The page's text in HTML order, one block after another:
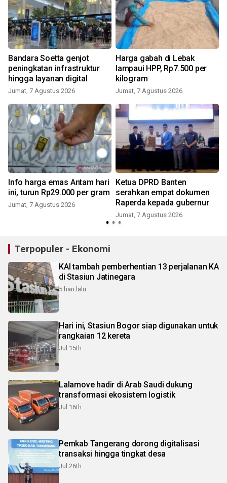
Bandara Soetta genjot
peningkatan infrastruktur
hingga layanan digital
Jumat, 7 Agustus 2026
Harga gabah di Lebak
lampaui HPP, Rp7.500 per
kilogram
Jumat, 7 Agustus 2026
Info harga emas Antam hari
ini, turun Rp29.000 per gram
Jumat, 7 Agustus 2026
Ketua DPRD Banten
serahkan empat dokumen
Raperda kepada gubernur
Jumat, 7 Agustus 2026
Terpopuler - Ekonomi
KAI tambah pemberhentian 13 perjalanan KA
di Stasiun Jatinegara
5 hari lalu
Hari ini, Stasiun Bogor siap digunakan untuk
rangkaian 12 kereta
Jul 15th
Lalamove hadir di Arab Saudi dukung
transformasi ekosistem logistik
Jul 16th
Pemkab Tangerang dorong digitalisasi
transaksi hingga tingkat desa
Jul 26th